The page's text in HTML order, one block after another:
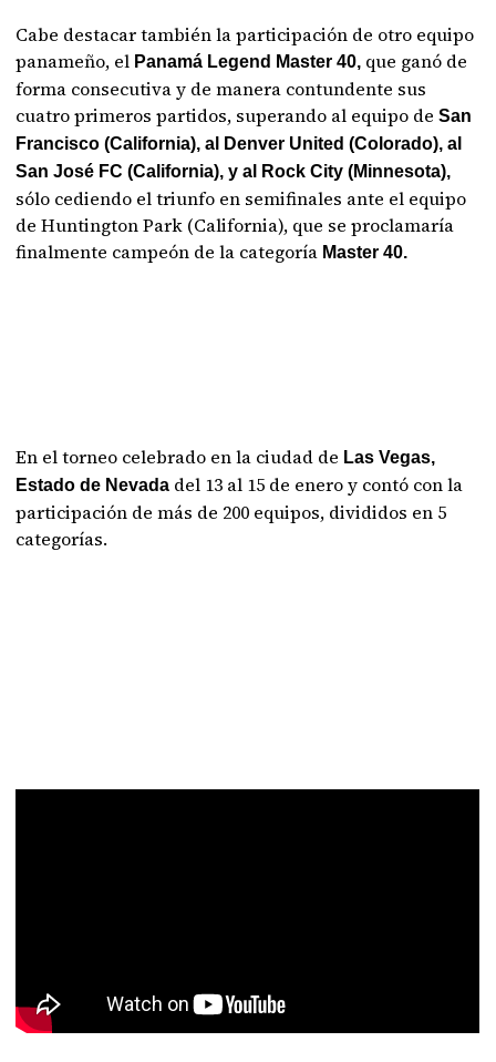
Cabe destacar también la participación de otro equipo
panameño, el Panamá Legend Master 40, que ganó de
forma consecutiva y de manera contundente sus
cuatro primeros partidos, superando al equipo deSan
Francisco (California), al Denver United (Colorado), al
San José FC (California), y al Rock City (Minnesota),
sólo cediendo el triunfo en semifinales ante el equipo
de Huntington Park (California), que se proclamaría
finalmente campeón de la categoría Master 40.
En el torneo celebrado en la ciudad de Las Vegas,
Estado de Nevada del 13 al 15 de enero y contó con la
participación de más de 200 equipos, divididos en 5
categorías.